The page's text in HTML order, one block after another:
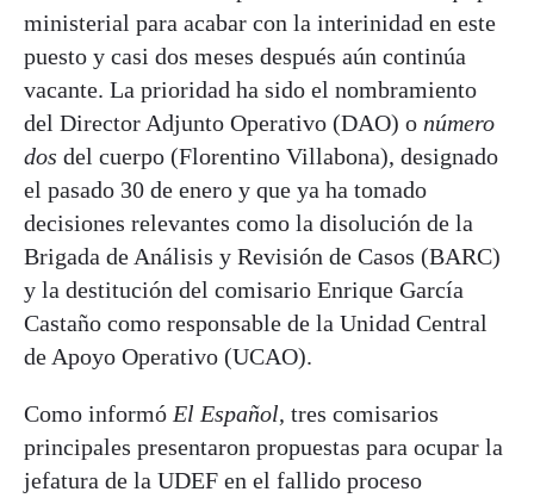
ministerial para acabar con la interinidad en este
puesto y casi dos meses después aún continúa
vacante. La prioridad ha sido el nombramiento
del Director Adjunto Operativo (DAO) o número
dos del cuerpo (Florentino Villabona), designado
el pasado 30 de enero y que ya ha tomado
decisiones relevantes como la disolución de la
Brigada de Análisis y Revisión de Casos (BARC)
y la destitución del comisario Enrique García
Castaño como responsable de la Unidad Central
de Apoyo Operativo (UCAO).
Como informó El Español, tres comisarios
principales presentaron propuestas para ocupar la
jefatura de la UDEF en el fallido proceso